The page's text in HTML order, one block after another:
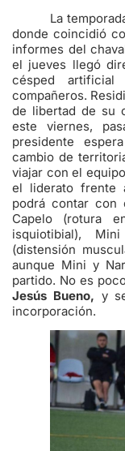
La
donde coincidió
informes del
el jueves llegó
césped
compañeros.
de libertad de su
este viernes,
presidente
cambio de
viajar con el
el liderato frente
podrá contar con
Capelo (rotura
isquiotibial),
(distensión
aunque Mini y
partido. No es
Jesús Bueno, y
incorporación.